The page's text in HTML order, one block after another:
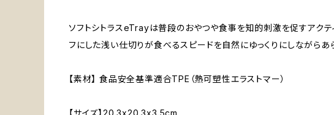
ソフトシトラスeTrayは普段のおやつや食事を知的刺激を促すアク
フにした浅い仕切りが食べるスピードを自然にゆっくりにしながら
【素材】 食品安全基準適合TPE（熱可塑性エラストマー）
【サイズ】20.3x20.3x3.5cm